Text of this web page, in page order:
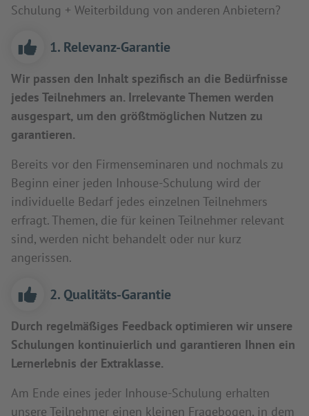
Schulung + Weiterbildung von anderen Anbietern?
1. Relevanz-Garantie
Wir passen den Inhalt spezifisch an die Bedürfnisse
jedes Teilnehmers an. Irrelevante Themen werden
ausgespart, um den größtmöglichen Nutzen zu
garantieren.
Bereits vor den Firmenseminaren und nochmals zu
Beginn einer jeden Inhouse-Schulung wird der
individuelle Bedarf jedes einzelnen Teilnehmers
erfragt. Themen, die für keinen Teilnehmer relevant
sind, werden nicht behandelt oder nur kurz
angerissen.
2. Qualitäts-Garantie
Durch regelmäßiges Feedback optimieren wir unsere
Schulungen kontinuierlich und garantieren Ihnen ein
Lernerlebnis der Extraklasse.
Am Ende eines jeder Inhouse-Schulung erhalten
unsere Teilnehmer einen kleinen Fragebogen, in dem